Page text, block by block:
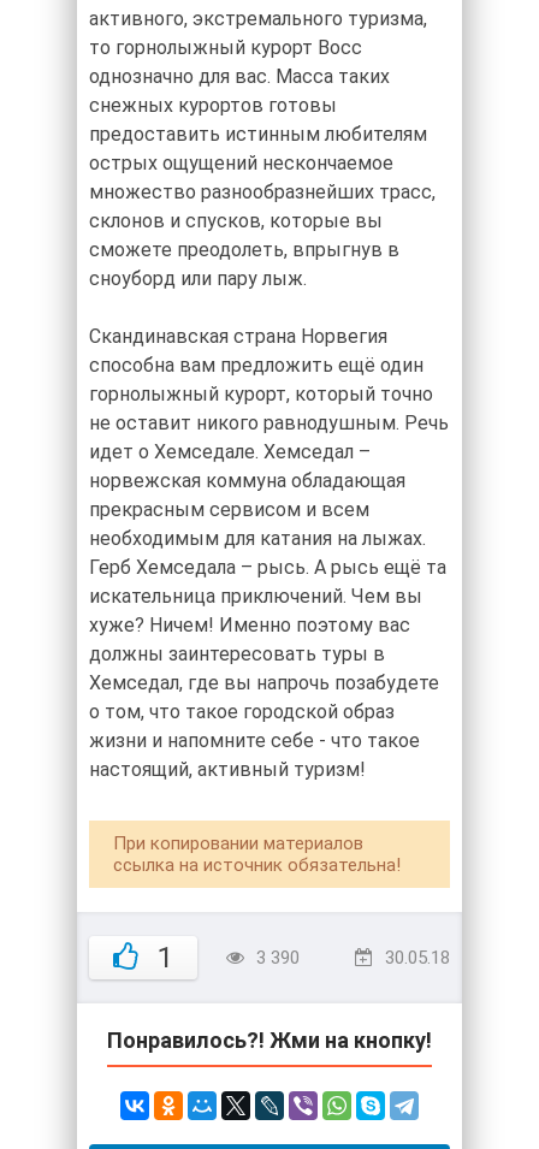
активного, экстремального туризма,
то горнолыжный курорт Восс
однозначно для вас. Масса таких
снежных курортов готовы
предоставить истинным любителям
острых ощущений нескончаемое
множество разнообразнейших трасс,
склонов и спусков, которые вы
сможете преодолеть, впрыгнув в
сноуборд или пару лыж.
Скандинавская страна Норвегия
способна вам предложить ещё один
горнолыжный курорт, который точно
не оставит никого равнодушным. Речь
идет о Хемседале. Хемседал –
норвежская коммуна обладающая
прекрасным сервисом и всем
необходимым для катания на лыжах.
Герб Хемседала – рысь. А рысь ещё та
искательница приключений. Чем вы
хуже? Ничем! Именно поэтому вас
должны заинтересовать туры в
Хемседал, где вы напрочь позабудете
о том, что такое городской образ
жизни и напомните себе - что такое
настоящий, активный туризм!
При копировании материалов
ссылка на источник обязательна!
1 3 390 30.05.18
Понравилось?! Жми на кнопку!